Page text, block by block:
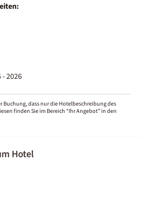
- 2026
Buchung, dass nur die Hotelbeschreibung des
finden Sie im Bereich “Ihr Angebot” in den
Hotel